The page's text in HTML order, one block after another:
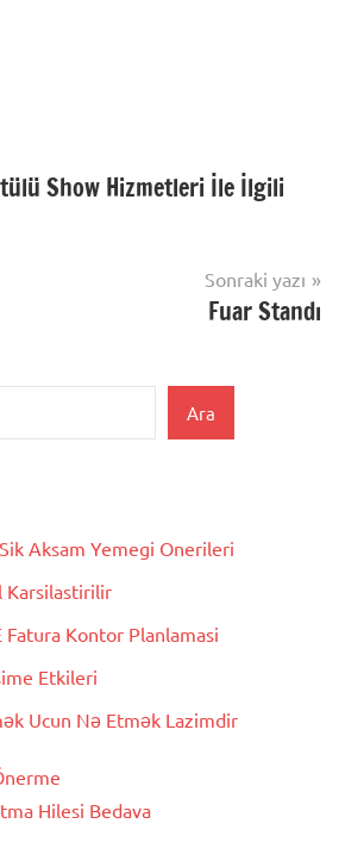
Show Hizmetleri İle İlgili
Sonraki yazı
Fuar Standı
Ara
Aksam Yemegi Onerileri
Karsilastirilir
Fatura Kontor Planlamasi
Etkileri
Ucun Nə Etmək Lazimdir
Hilesi Bedava